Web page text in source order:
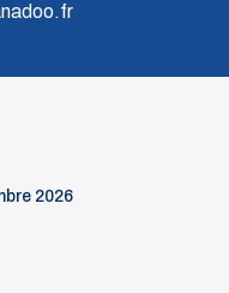
2026